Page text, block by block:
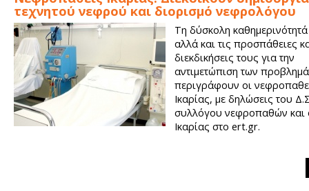
σύνδεση που είναι τόσο αναγκαία για τα νησιά μας.
τεχνητού νεφρού και διορισμό νεφρολόγου
Τη δύσκολη
αλλά και τις προσπάθειες
διεκδικήσεις τους για την
αντιμετώπιση των
περιγράφουν οι
Ικαρίας, με δηλώσεις του
συλλόγου νεφροπαθών και
Ικαρίας στο ert.gr.